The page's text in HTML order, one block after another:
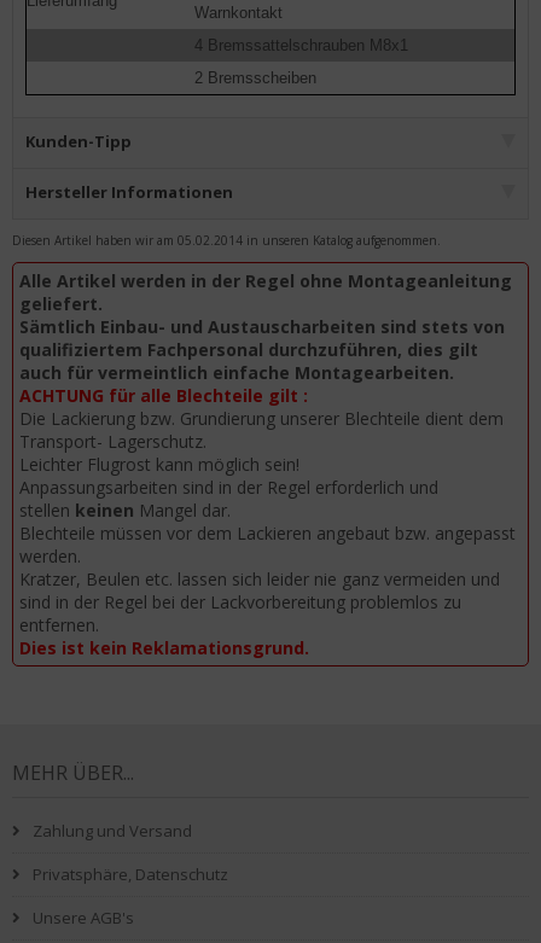
Warnkontakt
4 Bremssattelschrauben M8x1
2 Bremsscheiben
Kunden-Tipp
Hersteller Informationen
Diesen Artikel haben wir am 05.02.2014 in unseren Katalog aufgenommen.
Alle Artikel werden in der Regel ohne Montageanleitung
geliefert.
Sämtlich Einbau- und Austauscharbeiten sind stets von
qualifiziertem Fachpersonal durchzuführen, dies gilt
auch für vermeintlich einfache Montagearbeiten.
ACHTUNG für alle Blechteile gilt :
Die Lackierung bzw. Grundierung unserer Blechteile dient dem
Transport- Lagerschutz.
Leichter Flugrost kann möglich sein!
Anpassungsarbeiten sind in der Regel erforderlich und
stellen keinen Mangel dar.
Blechteile müssen vor dem Lackieren angebaut bzw. angepasst
werden.
Kratzer, Beulen etc. lassen sich leider nie ganz vermeiden und
sind in der Regel bei der Lackvorbereitung problemlos zu
entfernen.
Dies ist kein Reklamationsgrund.
MEHR ÜBER...
Zahlung und Versand
Privatsphäre, Datenschutz
Unsere AGB's